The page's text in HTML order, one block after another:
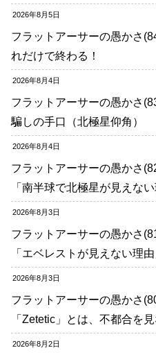
2026年8月5日
フラットアーサーの愚かさ
れだけで終わる！
2026年8月4日
フラットアーサーの愚かさ
騙しの手口（北極星仰角）
2026年8月4日
フラットアーサーの愚かさ
「南半球で北極星が見えない
2026年8月3日
フラットアーサーの愚かさ
「エベレストが見えない理由
2026年8月3日
フラットアーサーの愚かさ
「Zetetic」とは、不都合を
2026年8月2日